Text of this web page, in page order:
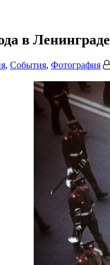
в Ленинграде
, События, Фотография